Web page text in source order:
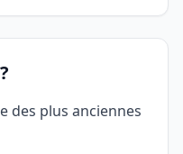
des plus anciennes